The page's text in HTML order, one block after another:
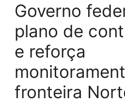
Governo
plano de
e reforça
fronteira